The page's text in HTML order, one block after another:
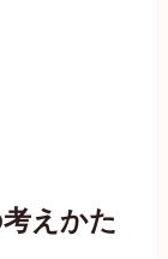
えかた